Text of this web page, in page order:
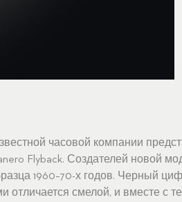
часовой компании
Flyback. Создателей новой
1960–70-х годов. Черный
отличается смелой, и вместе с